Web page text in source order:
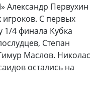
Александр Первухин
игроков. С первых
1/4 финала Кубка
Степан
Маслов. Николас
остались на